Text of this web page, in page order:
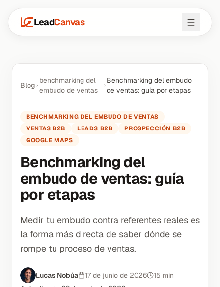
LeadCanvas
Blog
benchmarking del
embudo de ventas
Benchmarking del embudo
de ventas: guía por etapas
BENCHMARKING DEL EMBUDO DE VENTAS
VENTAS B2B
LEADS B2B
PROSPECCIÓN B2B
GOOGLE MAPS
Benchmarking del
embudo de ventas: guía
por etapas
Medir tu embudo contra referentes reales es
la forma más directa de saber dónde se
rompe tu proceso de ventas.
Lucas Nobúa 17 de junio de 2026
15 min